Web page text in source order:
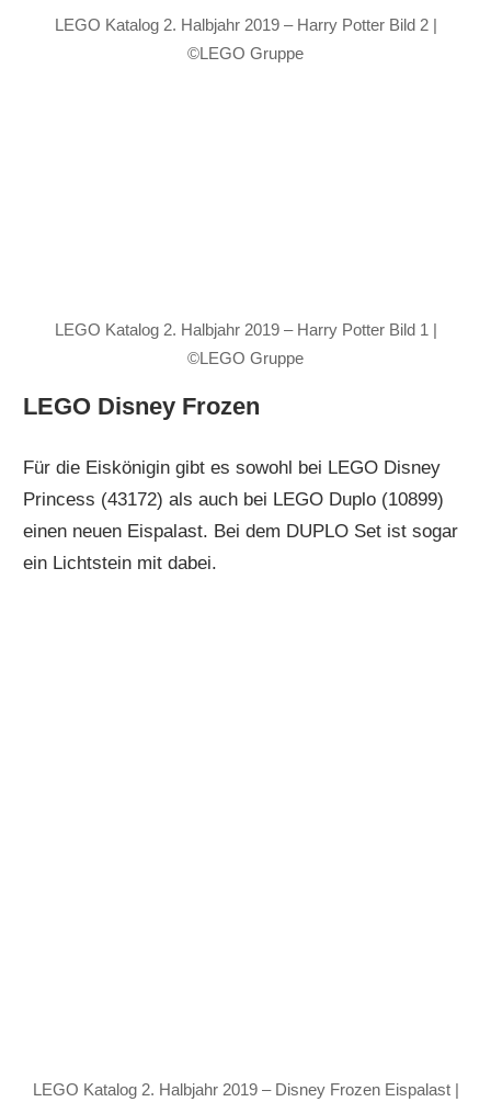
LEGO Katalog 2. Halbjahr 2019 – Harry Potter Bild 2 |
©LEGO Gruppe
LEGO Katalog 2. Halbjahr 2019 – Harry Potter Bild 1 |
©LEGO Gruppe
LEGO Disney Frozen
Für die Eiskönigin gibt es sowohl bei LEGO Disney
Princess (43172) als auch bei LEGO Duplo (10899)
einen neuen Eispalast. Bei dem DUPLO Set ist sogar
ein Lichtstein mit dabei.
LEGO Katalog 2. Halbjahr 2019 – Disney Frozen Eispalast |